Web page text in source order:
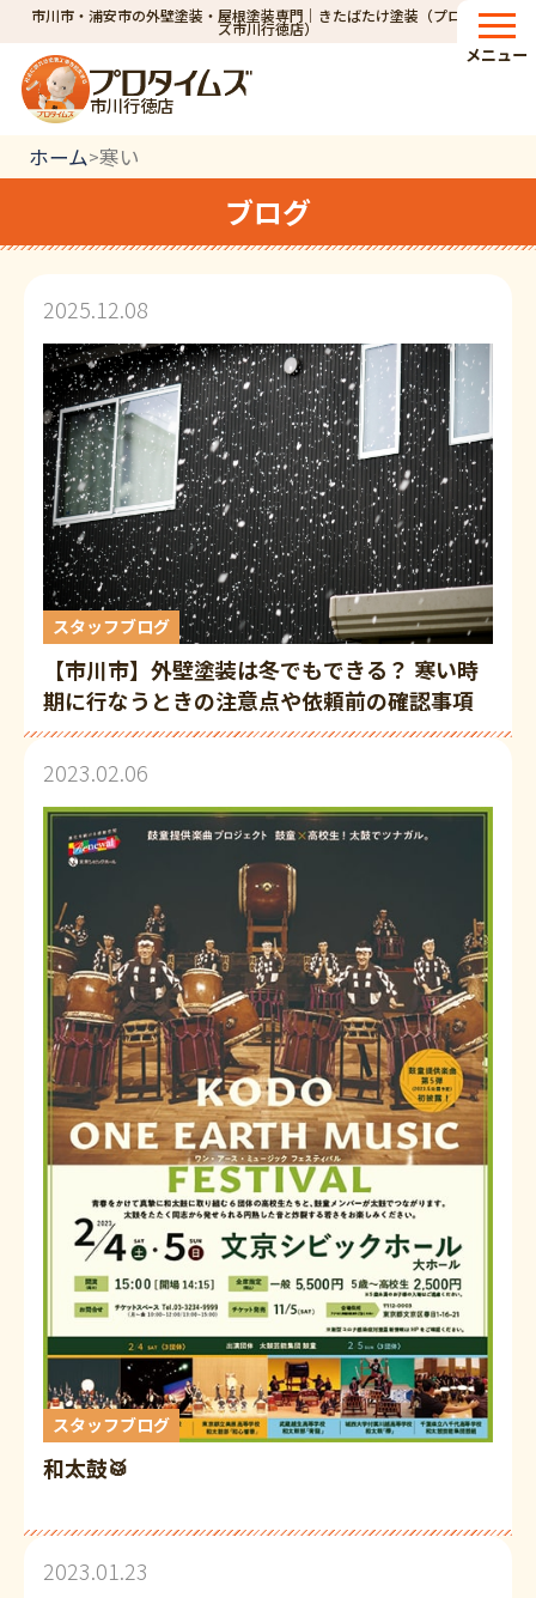
市川市・浦安市の外壁塗装・屋根塗装専門｜きたばたけ塗装（プロタイム
ズ市川行徳店）
市川行徳店
メニュー
ホーム>寒い
ブログ
2025.12.08
スタッフブログ
【市川市】外壁塗装は冬でもできる？ 寒い時
期に行なうときの注意点や依頼前の確認事項
を解説
2023.02.06
スタッフブログ
和太鼓🥁
2023.01.23